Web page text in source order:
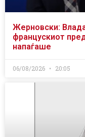
Жерновски:
францускиот
напаѓаше
06/08/2026 20:05